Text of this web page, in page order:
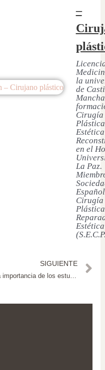
–
la
de
Cirugía
en el
La Paz.
Cirugía
Estética
SIGUIENTE
La importancia de los estudios preoperatorios en cirugías estéticas